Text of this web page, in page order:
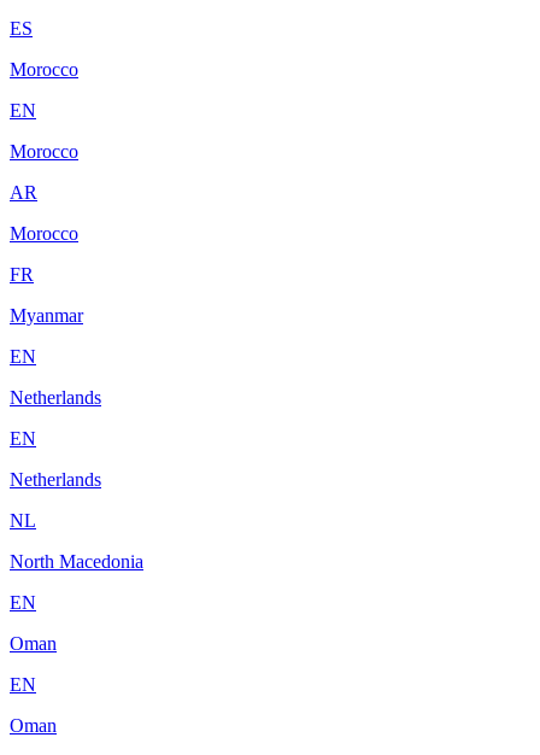
ES
Morocco
EN
Morocco
AR
Morocco
FR
Myanmar
EN
Netherlands
EN
Netherlands
NL
North Macedonia
EN
Oman
EN
Oman